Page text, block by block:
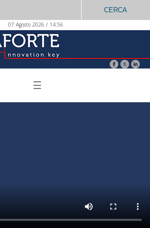
CERCA
07 Agosto 2026 / 14:56
☰